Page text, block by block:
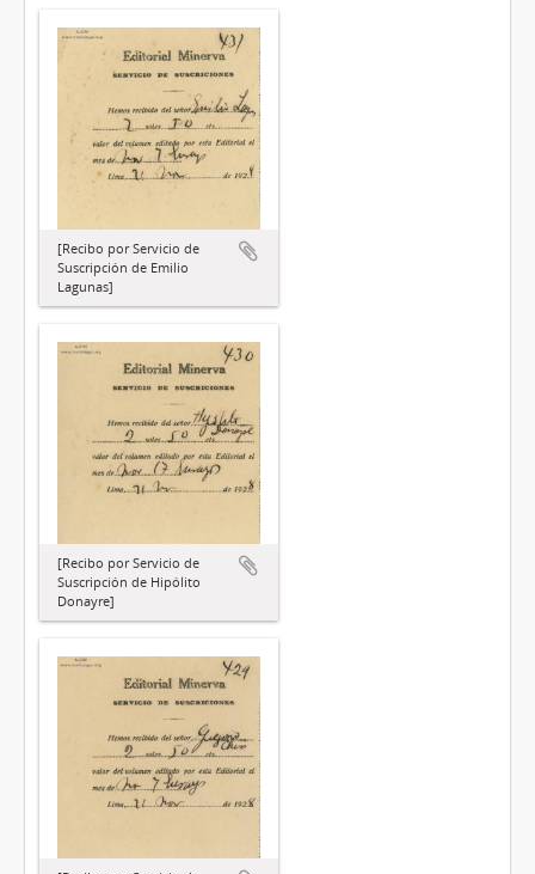
[Recibo por Servicio de
Suscripción de Emilio
Lagunas]
[Recibo por Servicio de
Suscripción de Hipólito
Donayre]